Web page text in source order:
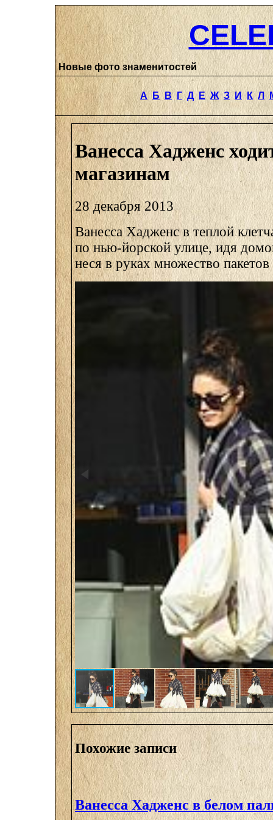
Новые фото знаменитостей
А Б В Г Д Е Ж З И К Л
Ванесса Хадженс
магазинам
28 декабря 2013
Ванесса Хадженс в теплой
по нью-йорской улице, идя
неся в руках множество
Похожие записи
Ванесса Хадженс в белом